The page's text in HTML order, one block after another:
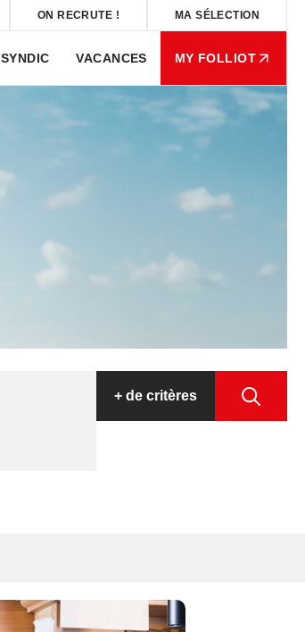
ON RECRUTE ! MA SÉLECTION
SYNDIC VACANCES MY FOLLIOT
+ de critères